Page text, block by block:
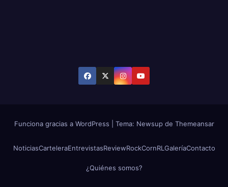
Funciona gracias a WordPress Tema: Newsup de Themeansar
NoticiasCarteleraEntrevistasReviewRockCornRLGaleríaContacto
¿Quiénes somos?